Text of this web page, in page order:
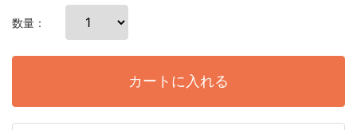
数量：
カートに入れる